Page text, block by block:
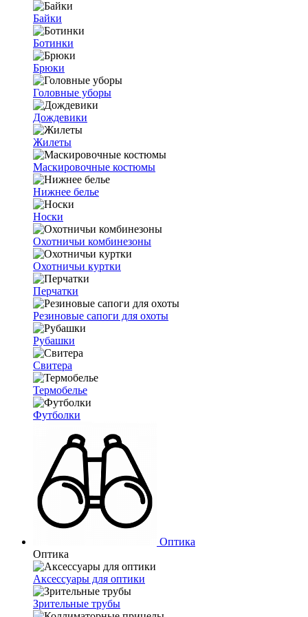
Байки
Ботинки
Брюки
Головные уборы
Дождевики
Жилеты
Маскировочные костюмы
Нижнее белье
Носки
Охотничьи комбинезоны
Охотничьи куртки
Перчатки
Резиновые сапоги для охоты
Рубашки
Свитера
Термобелье
Футболки
Оптика
Оптика
Аксессуары для оптики
Зрительные трубы